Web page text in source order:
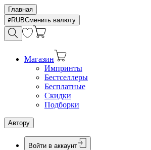
Главная
RUBСменить валюту
Магазин
Импринты
Бестселлеры
Бесплатные
Скидки
Подборки
Автору
Войти в аккаунт